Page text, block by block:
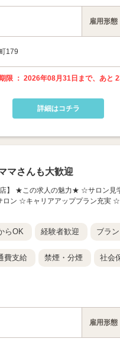
雇用形態
179
限 ： 2026年08月31日まで、あと
詳細はコチラ
マさんも大歓迎
店】 ★この求人の魅力★ ☆サロン
ロン ☆キャリアアッププラン充実
らOK 経験者歓迎 ブラ
費支給 禁煙・分煙 社会
雇用形態